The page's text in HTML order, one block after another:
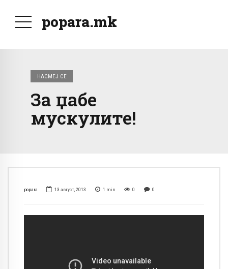
popara.mk
НАСМЕЈ СЕ
За џабе
мускулите!
popara 13 август, 2013 1 min 0 0